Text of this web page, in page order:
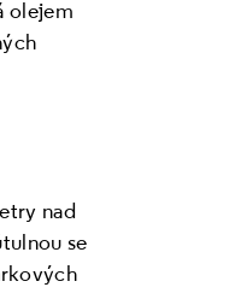
olejem
nad
se